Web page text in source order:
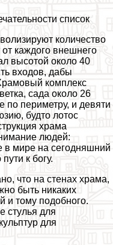
список
количество
каждого внешнего
высотой около 40
входов, дабы
комплекс
сада около 26
по периметру, и девяти
будто лотос
храма
людей:
в мире на сегодняшний
к богу.
что на стенах храма,
быть никаких
и тому подобного.
стулья для
для